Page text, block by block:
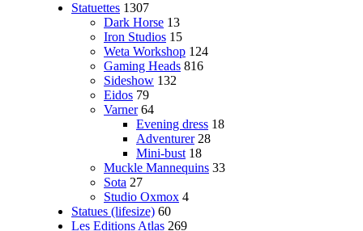
Statuettes 1307
Dark Horse 13
Iron Studios 15
Weta Workshop 124
Gaming Heads 816
Sideshow 132
Eidos 79
Varner 64
Evening dress 18
Adventurer 28
Mini-bust 18
Muckle Mannequins 33
Sota 27
Studio Oxmox 4
Statues (lifesize) 60
Les Editions Atlas 269